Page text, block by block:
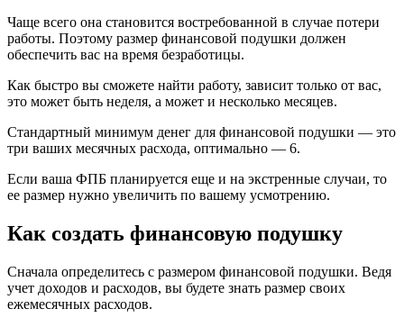
Чаще всего она становится востребованной в случае потери
работы. Поэтому размер финансовой подушки должен
обеспечить вас на время безработицы.
Как быстро вы сможете найти работу, зависит только от вас,
это может быть неделя, а может и несколько месяцев.
Стандартный минимум денег для финансовой подушки — это
три ваших месячных расхода, оптимально — 6.
Если ваша ФПБ планируется еще и на экстренные случаи, то
ее размер нужно увеличить по вашему усмотрению.
Как создать финансовую подушку
Сначала определитесь с размером финансовой подушки. Ведя
учет доходов и расходов, вы будете знать размер своих
ежемесячных расходов.